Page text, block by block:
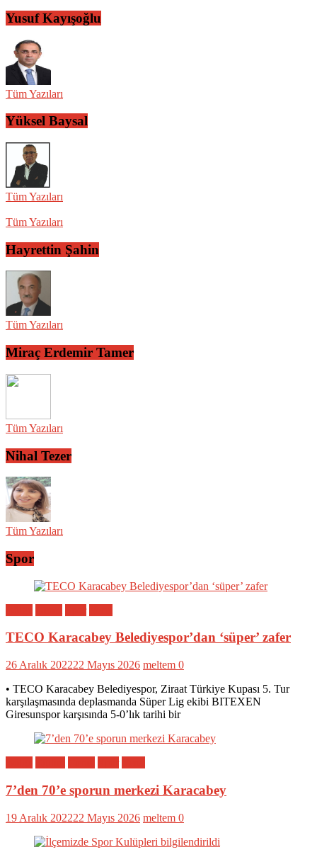
Yusuf Kayışoğlu
Tüm Yazıları
Yüksel Baysal
Tüm Yazıları
Tüm Yazıları
Hayrettin Şahin
Tüm Yazıları
Miraç Erdemir Tamer
Tüm Yazıları
Nihal Tezer
Tüm Yazıları
Spor
TECO Karacabey Belediyespor’dan ‘süper’ zafer
26 Aralık 202222 Mayıs 2026 meltem 0
• TECO Karacabey Belediyespor, Ziraat Türkiye Kupası 5. Tur
karşılaşmasında deplasmanda Süper Lig ekibi BITEXEN
Giresunspor karşısında 5-0’lık tarihi bir
7’den 70’e sporun merkezi Karacabey
19 Aralık 202222 Mayıs 2026 meltem 0